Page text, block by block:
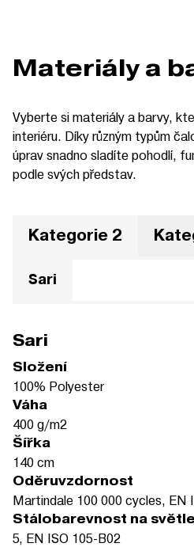
Materiály a
Vyberte si materiály a barvy,
interiéru. Díky různým typům
úprav snadno sladíte pohodlí,
podle svých představ.
Kategorie 2
Sari
Sari
Složení
100% Polyester
Váha
400 g/m2
Šířka
140 cm
Oděruvzdornost
Martindale 100 000 cycles, EN
Stálobarevnost na světle
5, EN ISO 105-B02